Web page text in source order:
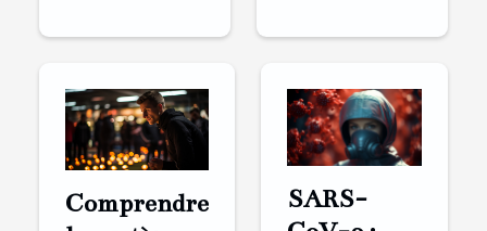
Comprendre
SARS-